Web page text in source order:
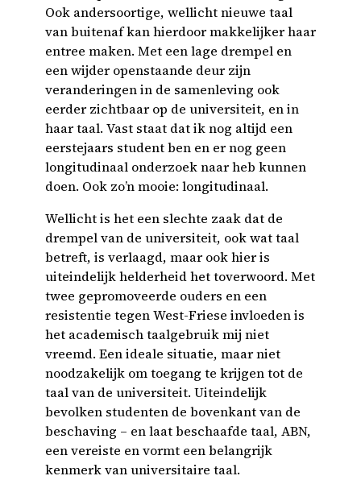
Ook andersoortige, wellicht nieuwe taal
van buitenaf kan hierdoor makkelijker haar
entree maken. Met een lage drempel en
een wijder openstaande deur zijn
veranderingen in de samenleving ook
eerder zichtbaar op de universiteit, en in
haar taal. Vast staat dat ik nog altijd een
eerstejaars student ben en er nog geen
longitudinaal onderzoek naar heb kunnen
doen. Ook zo’n mooie: longitudinaal.
Wellicht is het een slechte zaak dat de
drempel van de universiteit, ook wat taal
betreft, is verlaagd, maar ook hier is
uiteindelijk helderheid het toverwoord. Met
twee gepromoveerde ouders en een
resistentie tegen West-Friese invloeden is
het academisch taalgebruik mij niet
vreemd. Een ideale situatie, maar niet
noodzakelijk om toegang te krijgen tot de
taal van de universiteit. Uiteindelijk
bevolken studenten de bovenkant van de
beschaving – en laat beschaafde taal, ABN,
een vereiste en vormt een belangrijk
kenmerk van universitaire taal.